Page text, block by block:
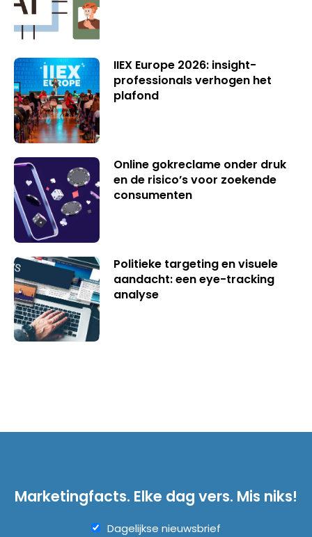
IIEX Europe 2026: insight-
professionals verhogen het
plafond
Online gokreclame onder druk
en de risico’s voor zoekende
consumenten
Politieke targeting en visuele
aandacht: een eye-tracking
analyse
Marketingfacts. Elke dag vers. Mis niks!
Dagelijkse nieuwsbrief